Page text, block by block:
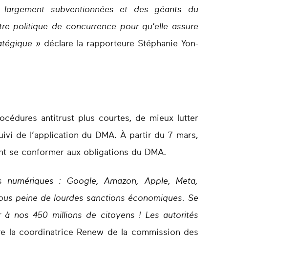
subventionnées et des géants du
politique de concurrence pour qu'elle assure
» déclare la rapporteure Stéphanie Yon-
antitrust plus courtes, de mieux lutter
de l’application du DMA. À partir du 7 mars,
se conformer aux obligations du DMA.
: Google, Amazon, Apple, Meta,
peine de lourdes sanctions économiques. Se
nos 450 millions de citoyens ! Les autorités
la coordinatrice Renew de la commission des